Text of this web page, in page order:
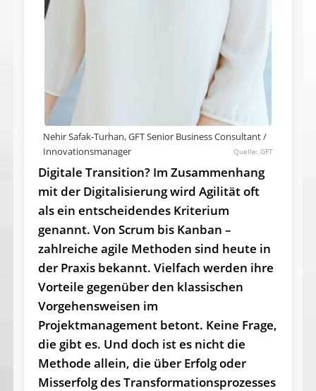
Nehir Safak-Turhan, GFT Senior Business Consultant /
Innovationsmanager
GFT
Digitale Transition? Im Zu­sam­men­hang
mit der Digitalisierung wird Agilität oft
als ein entscheidendes Kriterium
genannt. Von Scrum bis Kanban –
zahlreiche agile Methoden sind heute in
der Praxis bekannt. Vielfach werden ihre
Vorteile gegenüber den klassischen
Vorgehensweisen im
Projektmanagement betont. Keine Frage,
die gibt es. Und doch ist es nicht die
Methode allein, die über Erfolg oder
Misserfolg des Transformationsprozesses